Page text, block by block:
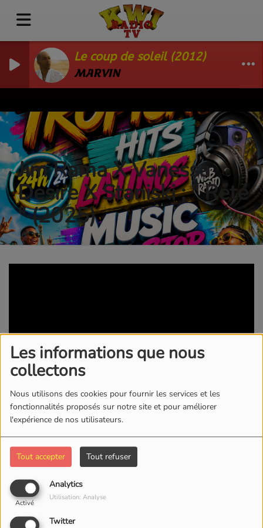
Les informations que nous
collectons
Nous utilisons des cookies pour fournir les services et les
fonctionnalités proposés sur notre site et pour améliorer
l'expérience de nos utilisateurs.
Tout accepter Tout refuser
Analytics
Activé
Utilisation: Analyse
Twitter
Le coup de soleil (2012)
MARVIN
Jim Rama X Vanessa
Desire X Staniski ; " Rété
" (2025)
30 MAI 2025 - 736 VUES
KWI RADIO/TV
Connectez-vous pour commenter cet article